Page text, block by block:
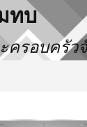
ทบ
ครอบครัว